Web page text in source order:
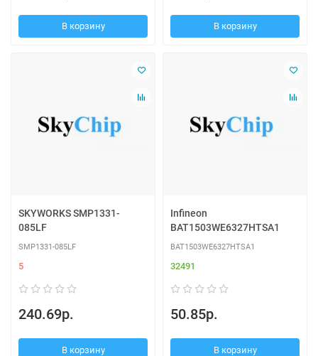
В корзину В корзину
SKYWORKS SMP1331-
085LF
SMP1331-085LF
5
240.69р.
В корзину
Infineon
BAT1503WE6327HTSA1
BAT1503WE6327HTSA1
32491
50.85р.
В корзину